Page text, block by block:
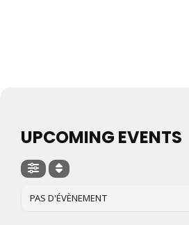
UPCOMING EVENTS
PAS D'ÉVÈNEMENT